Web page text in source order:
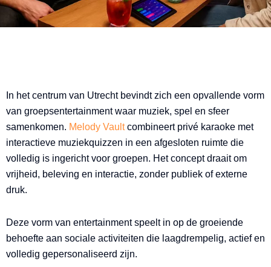
In het centrum van Utrecht bevindt zich een opvallende vorm
van groepsentertainment waar muziek, spel en sfeer
samenkomen. Melody Vaultcombineert privé karaoke met
interactieve muziekquizzen in een afgesloten ruimte die
volledig is ingericht voor groepen. Het concept draait om
vrijheid, beleving en interactie, zonder publiek of externe
druk.
Deze vorm van entertainment speelt in op de groeiende
behoefte aan sociale activiteiten die laagdrempelig, actief en
volledig gepersonaliseerd zijn.